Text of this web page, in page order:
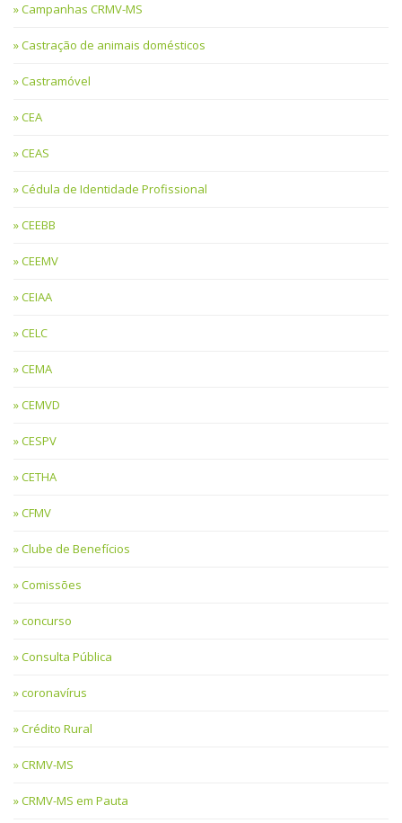
Campanhas CRMV-MS
Castração de animais domésticos
Castramóvel
CEA
CEAS
Cédula de Identidade Profissional
CEEBB
CEEMV
CEIAA
CELC
CEMA
CEMVD
CESPV
CETHA
CFMV
Clube de Benefícios
Comissões
concurso
Consulta Pública
coronavírus
Crédito Rural
CRMV-MS
CRMV-MS em Pauta